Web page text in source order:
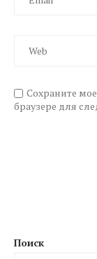
Сохраните
браузере для
Поиск